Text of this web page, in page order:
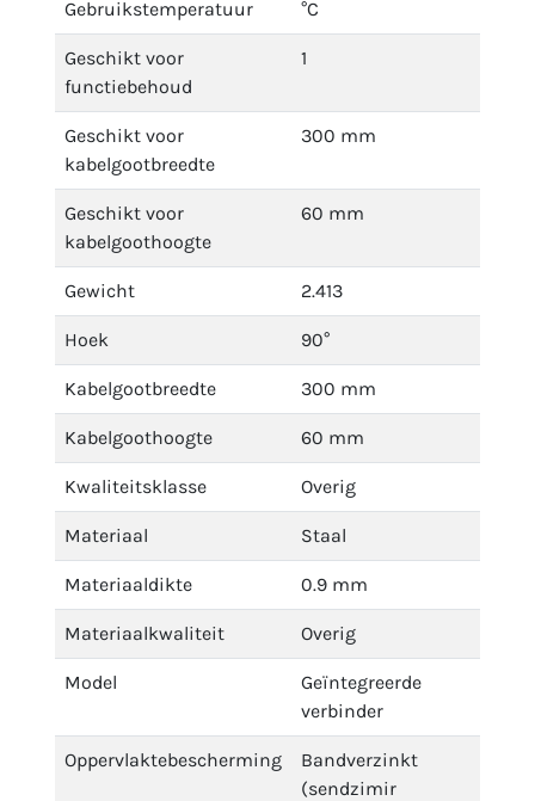
Gebruikstemperatuur °C
Geschikt voor
functiebehoud
1
Geschikt voor
kabelgootbreedte
300 mm
Geschikt voor
kabelgoothoogte
60 mm
Gewicht 2.413
Hoek 90°
Kabelgootbreedte 300 mm
Kabelgoothoogte 60 mm
Kwaliteitsklasse Overig
Materiaal Staal
Materiaaldikte 0.9 mm
Materiaalkwaliteit Overig
Model
Geïntegreerde
verbinder
Oppervlaktebescherming
Bandverzinkt
(sendzimir